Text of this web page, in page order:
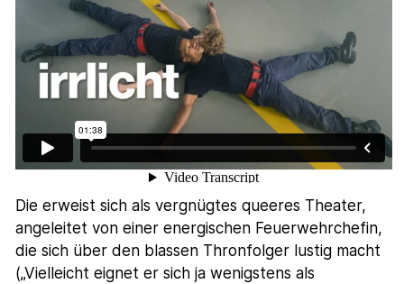
Die erweist sich als vergnügtes queeres Theater,
angeleitet von einer energischen Feuerwehrchefin,
die sich über den blassen Thronfolger lustig macht
(„Vielleicht eignet er sich ja wenigstens als